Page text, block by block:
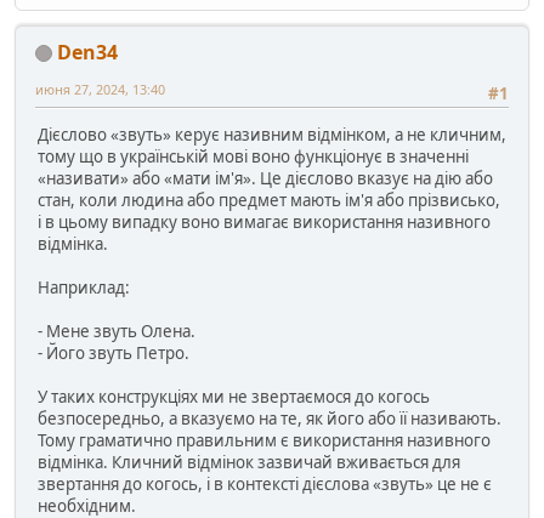
Den34
#1
июня 27, 2024, 13:40
Дієслово «звуть» керує називним відмінком, а не кличним,
тому що в українській мові воно функціонує в значенні
«називати» або «мати ім'я». Це дієслово вказує на дію або
стан, коли людина або предмет мають ім'я або прізвисько,
і в цьому випадку воно вимагає використання називного
відмінка.
Наприклад:
- Мене звуть Олена.
- Його звуть Петро.
У таких конструкціях ми не звертаємося до когось
безпосередньо, а вказуємо на те, як його або її називають.
Тому граматично правильним є використання називного
відмінка. Кличний відмінок зазвичай вживається для
звертання до когось, і в контексті дієслова «звуть» це не є
необхідним.